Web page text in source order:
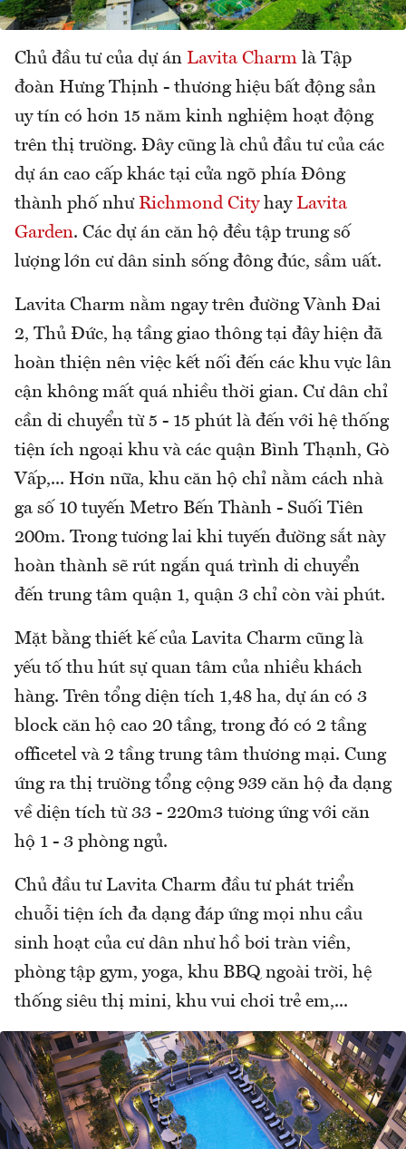
Chủ đầu tư của dự án Lavita Charm là Tập
đoàn Hưng Thịnh - thương hiệu bất động sản
uy tín có hơn 15 năm kinh nghiệm hoạt động
trên thị trường. Đây cũng là chủ đầu tư của các
dự án cao cấp khác tại cửa ngõ phía Đông
thành phố như Richmond Cityhay Lavita
Garden. Các dự án căn hộ đều tập trung số
lượng lớn cư dân sinh sống đông đúc, sầm uất.
Lavita Charm nằm ngay trên đường Vành Đai
2, Thủ Đức, hạ tầng giao thông tại đây hiện đã
hoàn thiện nên việc kết nối đến các khu vực lân
cận không mất quá nhiều thời gian. Cư dân chỉ
cần di chuyển từ 5 - 15 phút là đến với hệ thống
tiện ích ngoại khu và các quận Bình Thạnh, Gò
Vấp,... Hơn nữa, khu căn hộ chỉ nằm cách nhà
ga số 10 tuyến Metro Bến Thành - Suối Tiên
200m. Trong tương lai khi tuyến đường sắt này
hoàn thành sẽ rút ngắn quá trình di chuyển
đến trung tâm quận 1, quận 3 chỉ còn vài phút.
Mặt bằng thiết kế của Lavita Charm cũng là
yếu tố thu hút sự quan tâm của nhiều khách
hàng. Trên tổng diện tích 1,48 ha, dự án có 3
block căn hộ cao 20 tầng, trong đó có 2 tầng
officetel và 2 tầng trung tâm thương mại. Cung
ứng ra thị trường tổng cộng 939 căn hộ đa dạng
về diện tích từ 33 - 220m3 tương ứng với căn
hộ 1 - 3 phòng ngủ.
Chủ đầu tư Lavita Charm đầu tư phát triển
chuỗi tiện ích đa dạng đáp ứng mọi nhu cầu
sinh hoạt của cư dân như hồ bơi tràn viền,
phòng tập gym, yoga, khu BBQ ngoài trời, hệ
thống siêu thị mini, khu vui chơi trẻ em,...